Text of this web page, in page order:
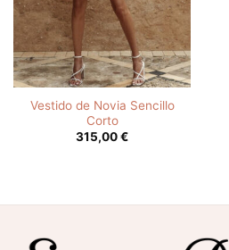
Vestido de Novia Sencillo
Corto
315,00€